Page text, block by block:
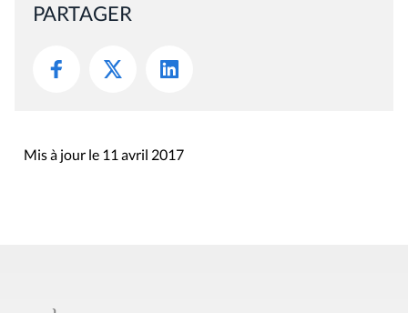
PARTAGER
Mis à jour le 11 avril 2017